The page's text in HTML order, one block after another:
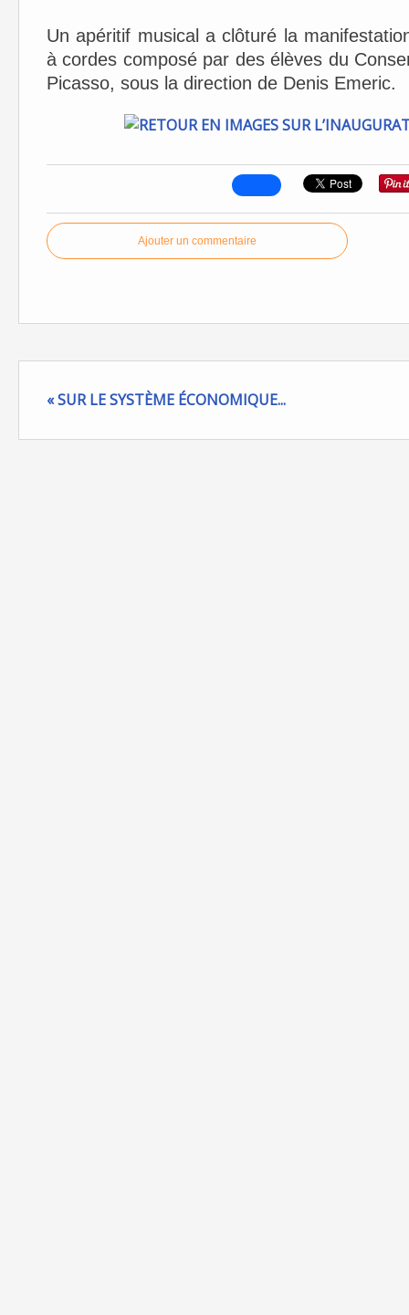
Un apéritif musical a clôturé la
à cordes composé par des élèves du
Picasso, sous la direction de Denis Emeric.
Ajouter un commentaire
« SUR LE SYSTÈME ÉCONOMIQUE...